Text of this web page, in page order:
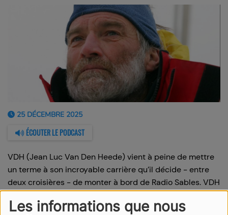
Les informations que nous
25 DÉCEMBRE 2025
ÉCOUTER LE PODCAST
VDH (Jean Luc Van Den Heede) vient à peine de mettre
un terme à son incroyable carrière qu’il décide - entre
deux croisières - de monter à bord de Radio Sables. VDH
se laisse aller à parler de sa vie, de ses aventures, de ses
rêves.